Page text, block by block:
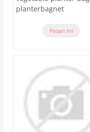
planterbagnet
Pesan Ini